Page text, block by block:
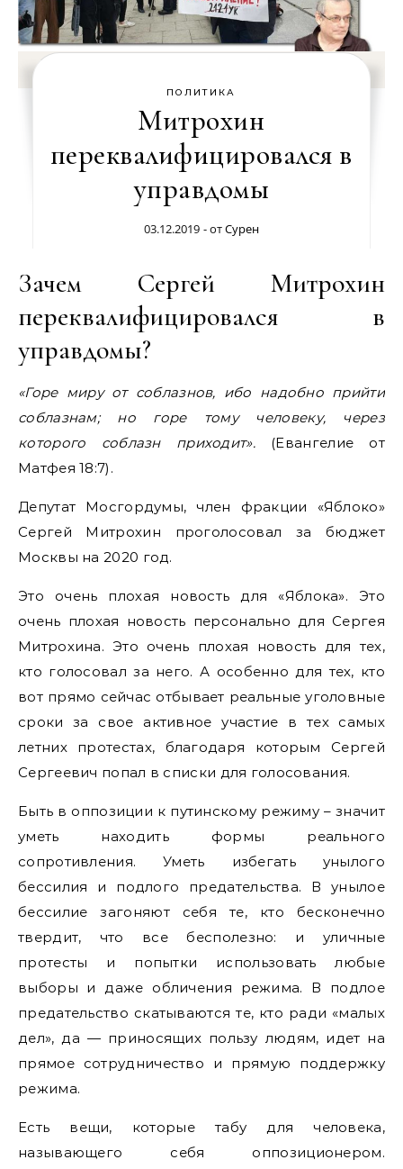
ПОЛИТИКА
Митрохин
переквалифицировался в
управдомы
03.12.2019 - отСурен
Зачем Сергей Митрохин
переквалифицировался в
управдомы?
«Горе миру от соблазнов, ибо надобно прийти
соблазнам; но горе тому человеку, через
которого соблазн приходит». (Евангелие от
Матфея 18:7).
Депутат Мосгордумы, член фракции «Яблоко»
Сергей Митрохин проголосовал за бюджет
Москвы на 2020 год.
Это очень плохая новость для «Яблока». Это
очень плохая новость персонально для Сергея
Митрохина. Это очень плохая новость для тех,
кто голосовал за него. А особенно для тех, кто
вот прямо сейчас отбывает реальные уголовные
сроки за свое активное участие в тех самых
летних протестах, благодаря которым Сергей
Сергеевич попал в списки для голосования.
Быть в оппозиции к путинскому режиму – значит
уметь находить формы реального
сопротивления. Уметь избегать унылого
бессилия и подлого предательства. В унылое
бессилие загоняют себя те, кто бесконечно
твердит, что все бесполезно: и уличные
протесты и попытки использовать любые
выборы и даже обличения режима. В подлое
предательство скатываются те, кто ради «малых
дел», да — приносящих пользу людям, идет на
прямое сотрудничество и прямую поддержку
режима.
Есть вещи, которые табу для человека,
называющего себя оппозиционером.